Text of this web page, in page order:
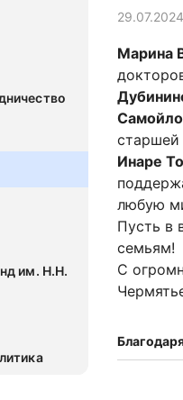
им. Н.Н.
29.07.2024
Марина
Инаре
любую
Пусть в
семьям!
С